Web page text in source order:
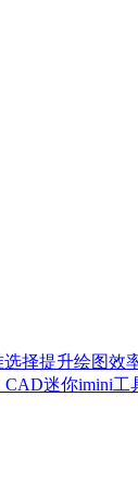
择提升绘图效
CAD迷你imini工